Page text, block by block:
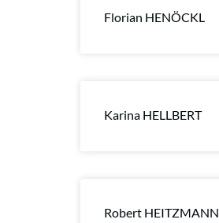
Florian HENÖCKL
Karina HELLBERT
Robert HEITZMANN